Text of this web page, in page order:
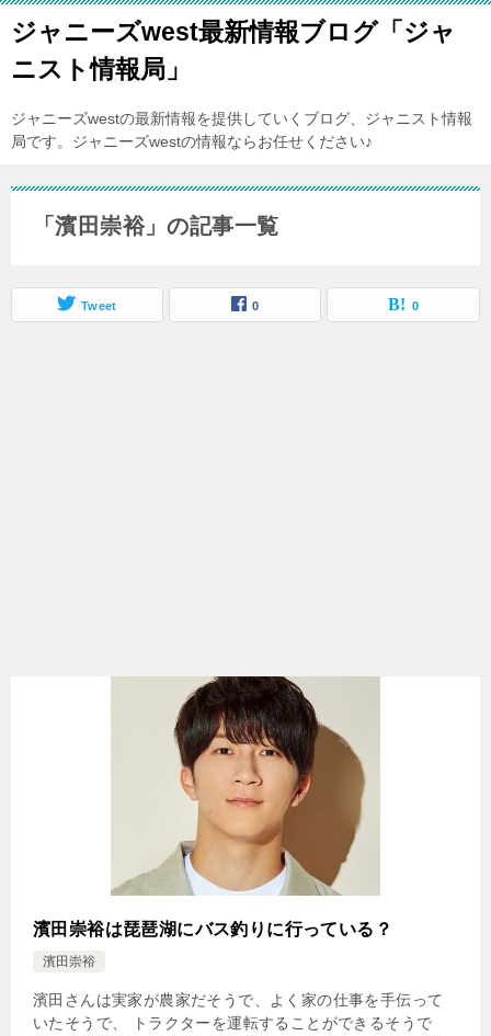
ジャニーズwest最新情報ブログ「ジャ
ニスト情報局」
ジャニーズwestの最新情報を提供していくブログ、ジャニスト情報
局です。ジャニーズwestの情報ならお任せください♪
「濱田崇裕」の記事一覧
Tweet 0 0
濱田崇裕は琵琶湖にバス釣りに行っている？
濱田崇裕
濱田さんは実家が農家だそうで、よく家の仕事を手伝って
いたそうで、 トラクターを運転することができるそうで